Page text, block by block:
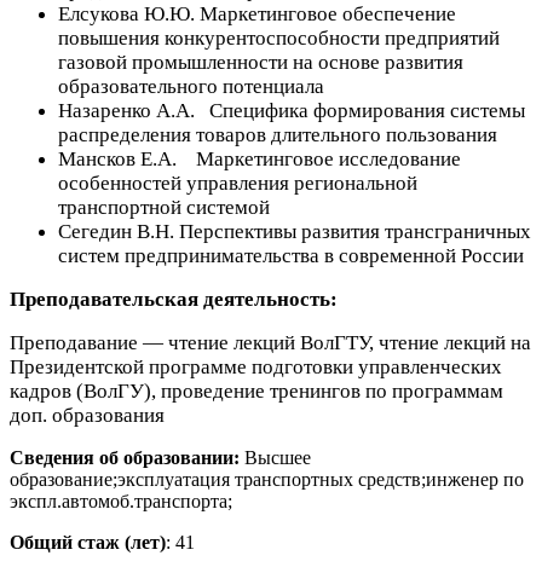
Елсукова Ю.Ю. Маркетинговое обеспечение
повышения конкурентоспособности предприятий
газовой промышленности на основе развития
образовательного потенциала
Назаренко А.А. Специфика формирования системы
распределения товаров длительного пользования
Мансков Е.А. Маркетинговое исследование
особенностей управления региональной
транспортной системой
Сегедин В.Н. Перспективы развития трансграничных
систем предпринимательства в современной России
Преподавательская деятельность:
Преподавание — чтение лекций ВолГТУ, чтение лекций на
Президентской программе подготовки управленческих
кадров (ВолГУ), проведение тренингов по программам
доп. образования
Сведения об образовании: Высшее
образование;эксплуатация транспортных средств;инженер по
экспл.автомоб.транспорта;
Общий стаж (лет): 41